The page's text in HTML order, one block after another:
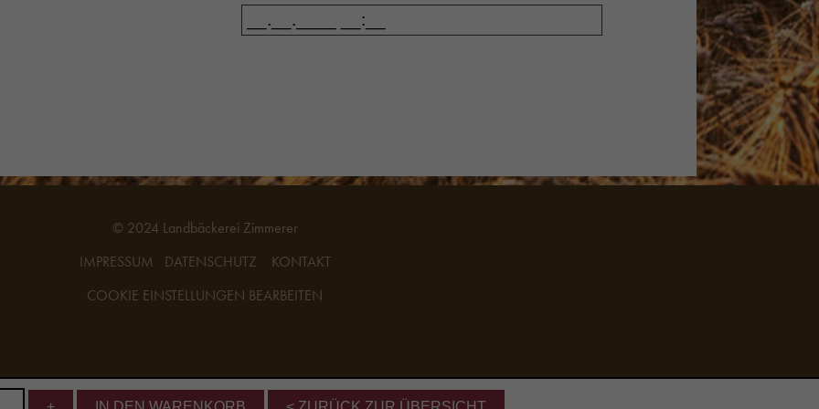
© 2024 Landbäckerei Zimmerer
IMPRESSUM
DATENSCHUTZ
KONTAKT
COOKIE EINSTELLUNGEN BEARBEITEN